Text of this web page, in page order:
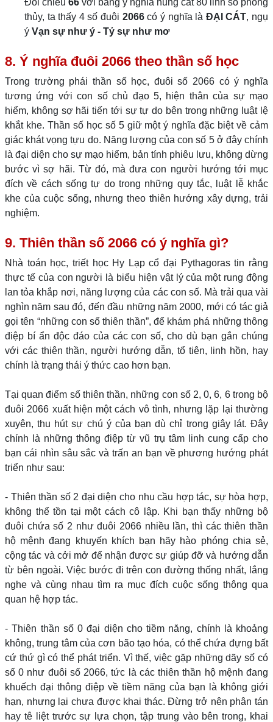
Đối chiếu 66 với bảng ý nghĩa hung cát 80 linh số phong
thủy, ta thấy 4 số đuôi 2066có ý nghĩa là ĐẠI CÁT, ngụ
ý Vạn sự như ý - Tỷ sự như mơ
8. Ý nghĩa đuôi 2066 theo thần số học
Trong trường phái thần số học, đuôi số 2066 có ý nghĩa
tương ứng với con số chủ đạo 5, hiện thân của sự mạo
hiểm, không sợ hãi tiến tới sự tự do bên trong những luật lệ
khắt khe. Thần số học số 5 giữ một ý nghĩa đặc biệt về cảm
giác khát vọng tựu do. Năng lượng của con số 5 ở đây chính
là đại diện cho sự mạo hiểm, bản tính phiêu lưu, không dừng
bước vì sợ hãi. Từ đó, mà đưa con người hướng tới mục
đích về cách sống tự do trong những quy tắc, luật lễ khắc
khe của cuộc sống, nhưng theo thiên hướng xây dựng, trải
nghiệm.
9. Thiên thần số 2066 có ý nghĩa gì?
Nhà toán học, triết học Hy Lạp cổ đại Pythagoras tin rằng
thực tế của con người là biểu hiện vật lý của một rung động
lan tỏa khắp nơi, năng lượng của các con số. Mà trải qua vài
nghìn năm sau đó, đến đầu những năm 2000, mới có tác giả
gọi tên “những con số thiên thần”, để khám phá những thông
điệp bí ẩn độc đáo của các con số, cho dù bạn gắn chúng
với các thiên thần, người hướng dẫn, tổ tiên, linh hồn, hay
chính là trạng thái ý thức cao hơn bạn.
Tại quan điểm số thiên thần, những con số 2, 0, 6, 6 trong bộ
đuôi 2066 xuất hiện một cách vô tình, nhưng lặp lại thường
xuyên, thu hút sự chú ý của bạn dù chỉ trong giây lát. Đây
chính là những thông điệp từ vũ trụ tâm linh cung cấp cho
bạn cái nhìn sâu sắc và trấn an bạn về phương hướng phát
triển như sau:
- Thiên thần số 2 đại diện cho nhu cầu hợp tác, sự hòa hợp,
không thể tồn tại một cách cô lập. Khi bạn thấy những bộ
đuôi chứa số 2 như đuôi 2066 nhiều lần, thì các thiên thần
hộ mệnh đang khuyến khích bạn hãy hào phóng chia sẻ,
cộng tác và cởi mở để nhận được sự giúp đỡ và hướng dẫn
từ bên ngoài. Việc bước đi trên con đường thống nhất, lắng
nghe và cùng nhau tìm ra mục đích cuộc sống thông qua
quan hệ hợp tác.
- Thiên thần số 0 đại diện cho tiềm năng, chính là khoảng
không, trung tâm của cơn bão tạo hóa, có thể chứa đựng bất
cứ thứ gì có thể phát triển. Vì thế, việc gặp những dãy số có
số 0 như đuôi số 2066, tức là các thiên thần hộ mệnh đang
khuếch đại thông điệp về tiềm năng của bạn là không giới
hạn, nhưng lại chưa được khai thác. Đừng trở nên phân tán
hay tê liệt trước sự lựa chọn, tập trung vào bên trong, khai